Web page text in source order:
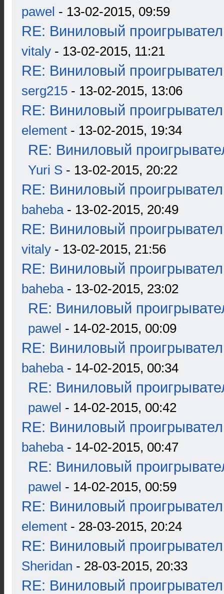
pawel - 13-02-2015, 09:59
RE: Виниловый
vitaly - 13-02-2015, 11:21
RE: Виниловый
serg215 - 13-02-2015, 13:06
RE: Виниловый
element - 13-02-2015, 19:34
RE: Виниловый
Yuri S - 13-02-2015, 20:22
RE: Виниловый
baheba- 13-02-2015, 20:49
RE: Виниловый
vitaly - 13-02-2015, 21:56
RE: Виниловый
baheba- 13-02-2015, 23:02
RE: Виниловый
pawel - 14-02-2015, 00:09
RE: Виниловый
baheba- 14-02-2015, 00:34
RE: Виниловый
pawel - 14-02-2015, 00:42
RE: Виниловый
baheba- 14-02-2015, 00:47
RE: Виниловый
pawel - 14-02-2015, 00:59
RE: Виниловый
element - 28-03-2015, 20:24
RE: Виниловый
Sheridan - 28-03-2015, 20:33
RE: Виниловый